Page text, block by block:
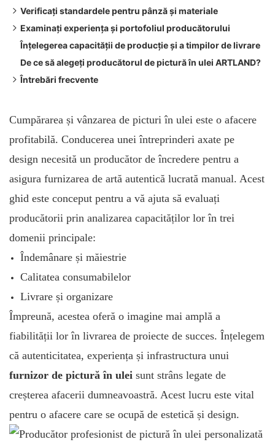
Operațiuni comerciale fluente și creștere viitoare
Specificarea dimensiunii și a dimensiunilor
Identificarea domeniului de aplicare al proiectului și a
bugetului
Ce se află în vopsea
Verificarea abilității artistului
Teste standard de calitate
Verificați standardele pentru pânză și materiale
Tipul de material și modelul firului
Grosimea pânzei și retenția formei
Standarde de siguranță și materiale ecologice
Examinați experiența și portofoliul producătorului
Analizând munca și abilitățile lor anterioare
Verificarea profesionalismului și a istoricului lor
Înțelegerea capacității de producție și a timpilor de livrare
De ce să alegeți producătorul de pictură în ulei ARTLAND?
Întrebări frecvente
pânzei înainte de a angaja un producător?
Î: Cum influențează capacitatea de producție a unui
producător un proiect la scară largă?
Cumpărarea și vânzarea de picturi în ulei este o afacere
profitabilă. Conducerea unei întreprinderi axate pe
design necesită un producător de încredere pentru a
asigura furnizarea de artă autentică lucrată manual. Acest
ghid este conceput pentru a vă ajuta să evaluați
producătorii prin analizarea capacităților lor în trei
domenii principale:
Îndemânare și măiestrie
Calitatea consumabilelor
Livrare și organizare
Împreună, acestea oferă o imagine mai amplă a
fiabilității lor în livrarea de proiecte de succes. Înțelegem
că autenticitatea, experiența și infrastructura unui
furnizor de pictură în ulei sunt strâns legate de
creșterea afacerii dumneavoastră. Acest lucru este vital
pentru o afacere care se ocupă de estetică și design.